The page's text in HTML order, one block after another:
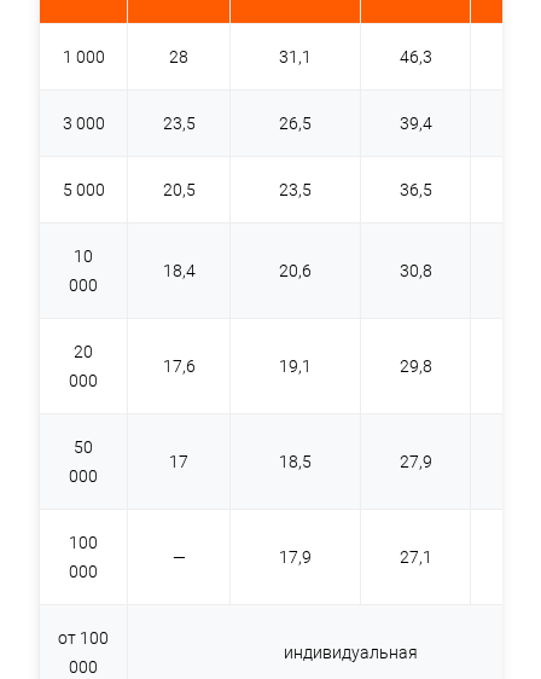
1 000 28 31,1 46,3
3 000 23,5 26,5 39,4
5 000 20,5 23,5 36,5
10
000
18,4 20,6 30,8
20
000
17,6 19,1 29,8
50
000
17 18,5 27,9
100
000
— 17,9 27,1
от 100
000
индивидуальная